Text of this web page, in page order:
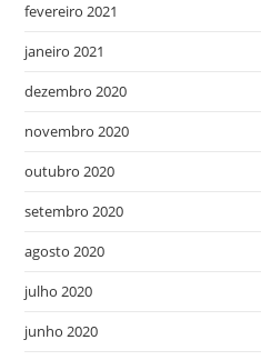
fevereiro 2021
janeiro 2021
dezembro 2020
novembro 2020
outubro 2020
setembro 2020
agosto 2020
julho 2020
junho 2020